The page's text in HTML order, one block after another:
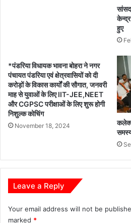
केन्द्र
हुए
*पंडरिया विधायक भावना बोहरा ने नगर
पंचायत पंडरिया एवं क्षेत्रवासियों को दी
करोड़ों के विकास कार्यों की सौगात, जनवरी
माह से युवाओं के लिए IIT-JEE,NEET
और CGPSC परीक्षाओं के लिए शुरू होगी
निशुल्क कोचिंग
November 18, 2024
Leave a Reply
Your email address will not be
marked *